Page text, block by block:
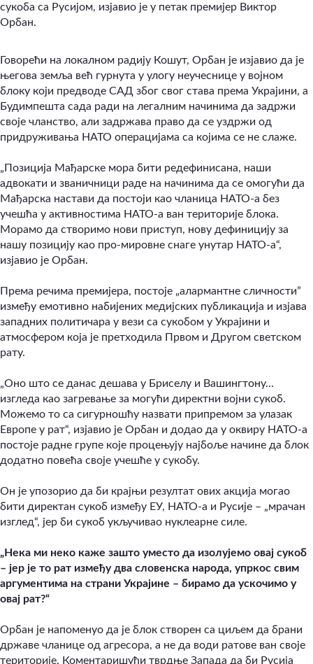
сукоба са Русијом, изјавио је у петак премијер Виктор
Орбан.
Говорећи на локалном радију Кошут, Орбан је изјавио да је
његова земља већ гурнута у улогу неучеснице у војном
блоку који предводе САД због свог става према Украјини, а
Будимпешта сада ради на легалним начинима да задржи
своје чланство, али задржава право да се уздржи од
придруживања НАТО операцијама са којима се не слаже.
„Позиција Мађарске мора бити редефинисана, наши
адвокати и званичници раде на начинима да се омогући да
Мађарска настави да постоји као чланица НАТО-а без
учешћа у активностима НАТО-а ван територије блока.
Морамо да створимо нови приступ, нову дефиницију за
нашу позицију као про-мировне снаге унутар НАТО-а“,
изјавио је Орбан.
Према речима премијера, постоје „алармантне сличности”
између емотивно набијених медијских публикација и изјава
западних политичара у вези са сукобом у Украјини и
атмосфером која је претходила Првом и Другом светском
рату.
„Оно што се данас дешава у Бриселу и Вашингтону...
изгледа као загревање за могући директни војни сукоб.
Можемо то са сигурношћу назвати припремом за улазак
Европе у рат“, изјавио је Орбан и додао да у оквиру НАТО-а
постоје радне групе које процењују најбоље начине да блок
додатно повећа своје учешће у сукобу.
Он је упозорио да би крајњи резултат ових акција могао
бити директан сукоб између ЕУ, НАТО-а и Русије – „мрачан
изглед“, јер би сукоб укључивао нуклеарне силе.
„Нека ми неко каже зашто уместо да изолујемо овај сукоб
– јер је то рат између два словенска народа, упркос свим
аргументима на страни Украјине – бирамо да ускочимо у
овај рат?“
Орбан је напоменуо да је блок створен са циљем да брани
државе чланице од агресора, а не да води ратове ван своје
територије. Коментаришући тврдње Запада да би Русија